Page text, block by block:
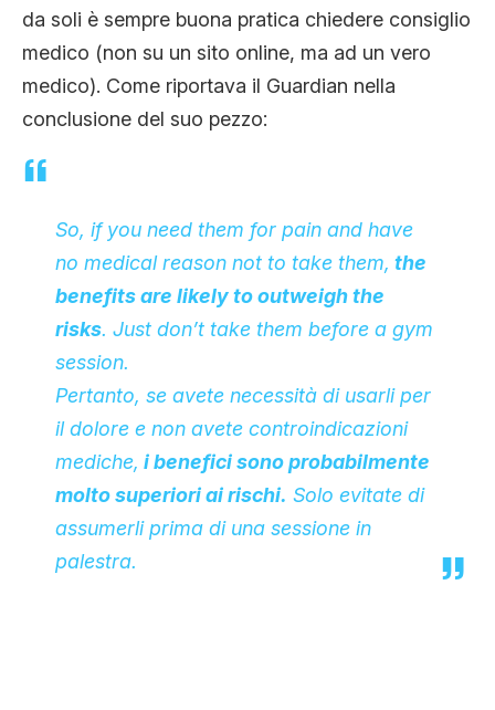
da soli è sempre buona pratica chiedere consiglio
medico (non su un sito online, ma ad un vero
medico). Come riportava il Guardian nella
conclusione del suo pezzo:
So, if you need them for pain and have
no medical reason not to take them, the
benefits are likely to outweigh the
risks. Just don’t take them before a gym
session.
Pertanto, se avete necessità di usarli per
il dolore e non avete controindicazioni
mediche, i benefici sono probabilmente
molto superiori ai rischi. Solo evitate di
assumerli prima di una sessione in
palestra.